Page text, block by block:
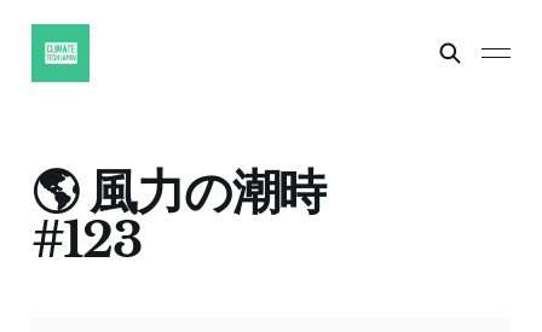
🌎 風力の潮時
#123